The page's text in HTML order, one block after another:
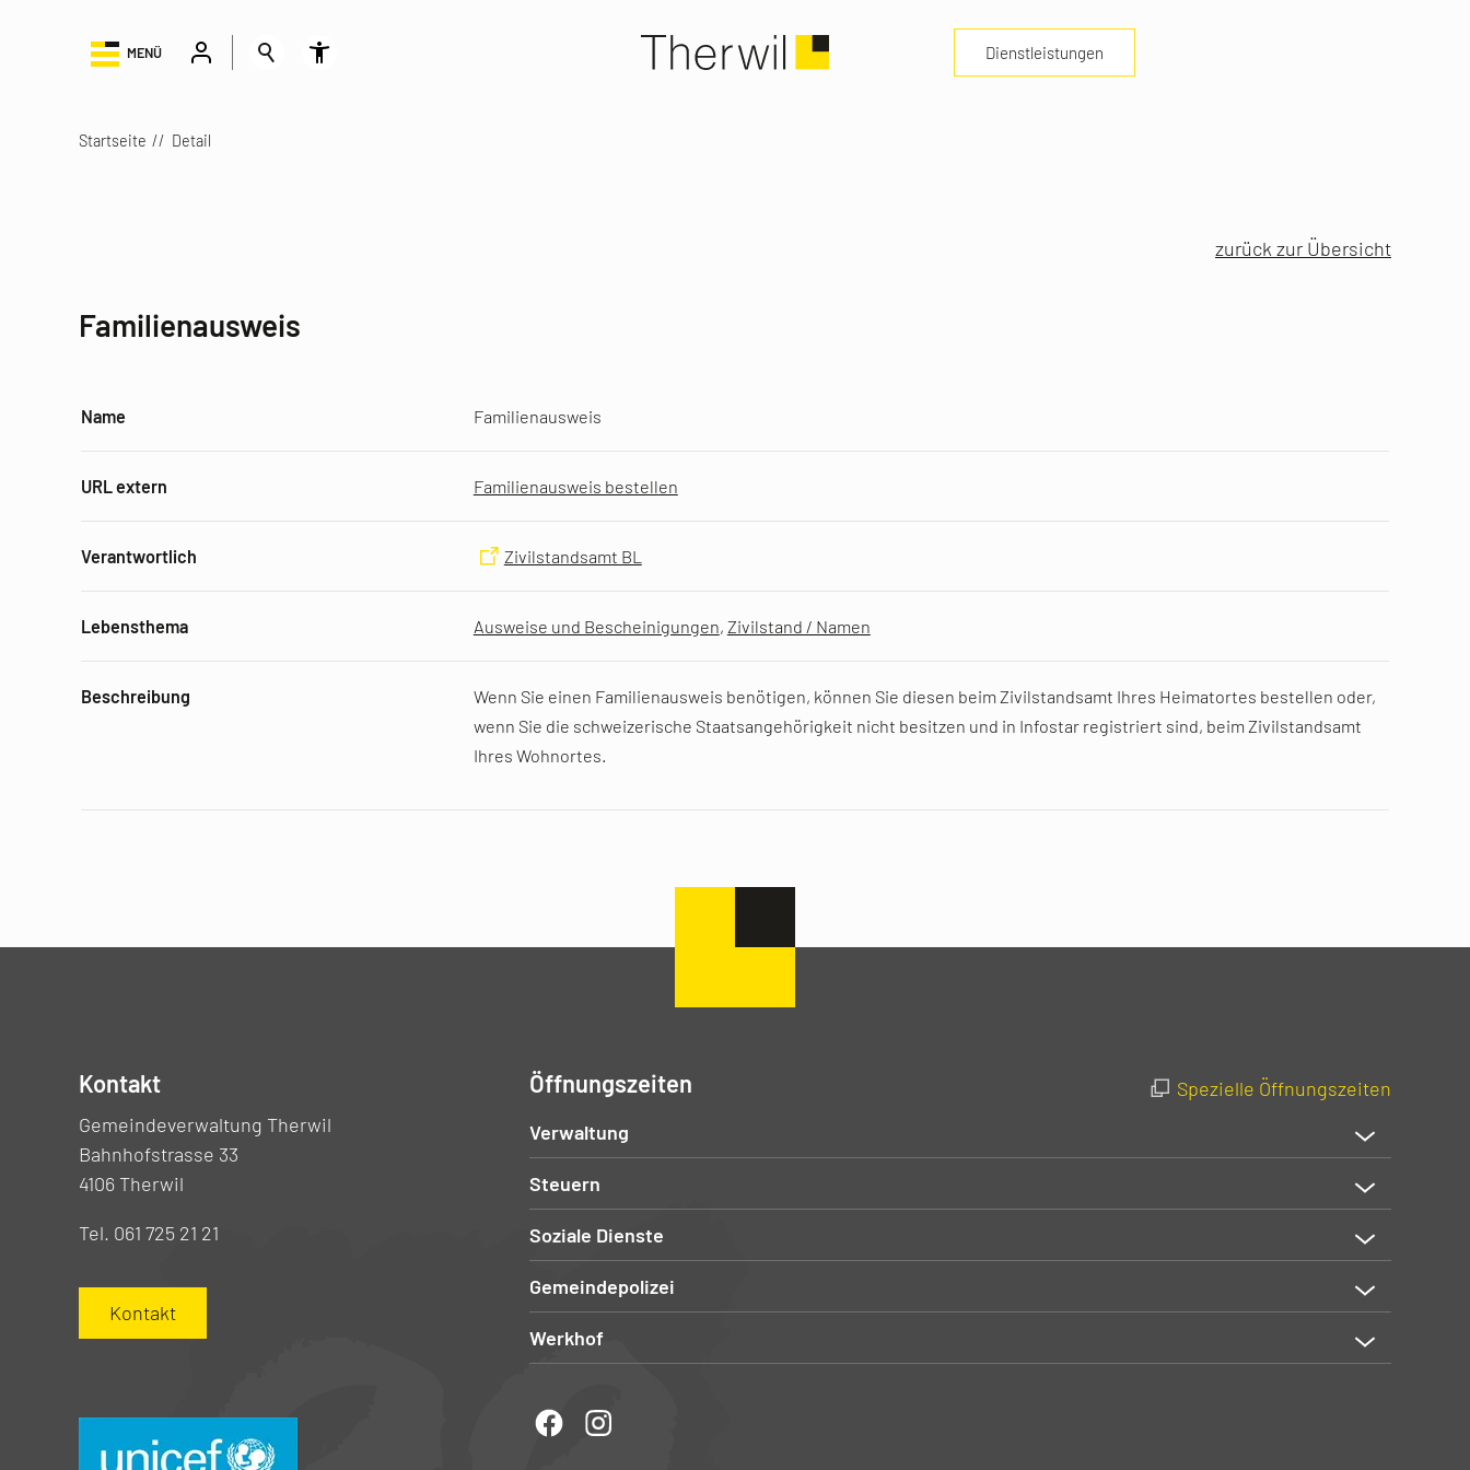
Dienstleistungen
MENÜ
Startseite Detail
zurück zur Übersicht
Familienausweis
Name Familienausweis
URL extern Familienausweis bestellen
Verantwortlich Zivilstandsamt BL
Lebensthema Ausweise und Bescheinigungen, Zivilstand / Namen
Beschreibung
Wenn Sie einen Familienausweis benötigen, können Sie diesen beim Zivilstandsamt Ihres Heimatortes bestellen oder,
wenn Sie die schweizerische Staatsangehörigkeit nicht besitzen und in Infostar registriert sind, beim Zivilstandsamt
Ihres Wohnortes.
Kontakt
Gemeindeverwaltung Therwil
Bahnhofstrasse 33
4106 Therwil
Tel. 061 725 21 21
Kontakt
Öffnungszeiten
Spezielle Öffnungszeiten
Verwaltung
Steuern
Soziale Dienste
Gemeindepolizei
Werkhof